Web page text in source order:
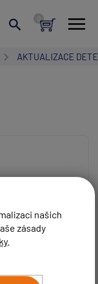
našich
zásady
.
AKTUALIZACE
odpovědi)